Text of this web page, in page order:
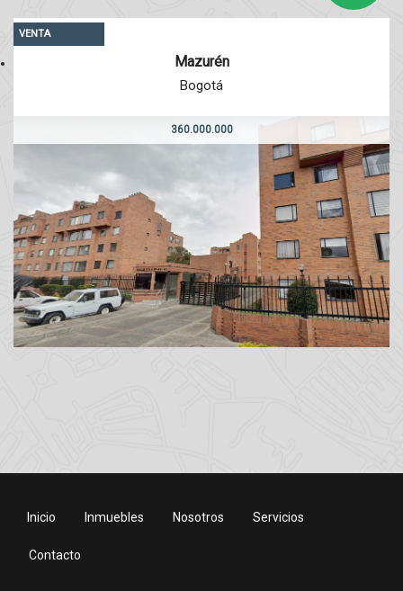
Mazurén
Bogotá
VENTA
360.000.000
Inicio Inmuebles Nosotros Servicios
Contacto